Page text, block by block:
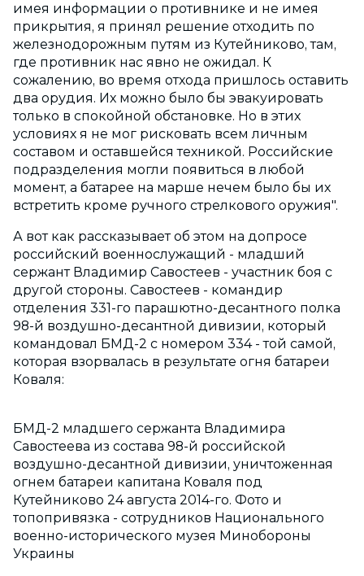
имея информации о противнике и не имея
прикрытия, я принял решение отходить по
железнодорожным путям из Кутейниково, там,
где противник нас явно не ожидал. К
сожалению, во время отхода пришлось оставить
два орудия. Их можно было бы эвакуировать
только в спокойной обстановке. Но в этих
условиях я не мог рисковать всем личным
составом и оставшейся техникой. Российские
подразделения могли появиться в любой
момент, а батарее на марше нечем было бы их
встретить кроме ручного стрелкового оружия".
А вот как рассказывает об этом на допросе
российский военнослужащий - младший
сержант Владимир Савостеев - участник боя с
другой стороны. Савостеев - командир
отделения 331-го парашютно-десантного полка
98-й воздушно-десантной дивизии, который
командовал БМД-2 с номером 334 - той самой,
которая взорвалась в результате огня батареи
Коваля:
БМД-2 младшего сержанта Владимира
Савостеева из состава 98-й российской
воздушно-десантной дивизии, уничтоженная
огнем батареи капитана Коваля под
Кутейниково 24 августа 2014-го. Фото и
топопривязка - сотрудников Национального
военно-исторического музея Минобороны
Украины